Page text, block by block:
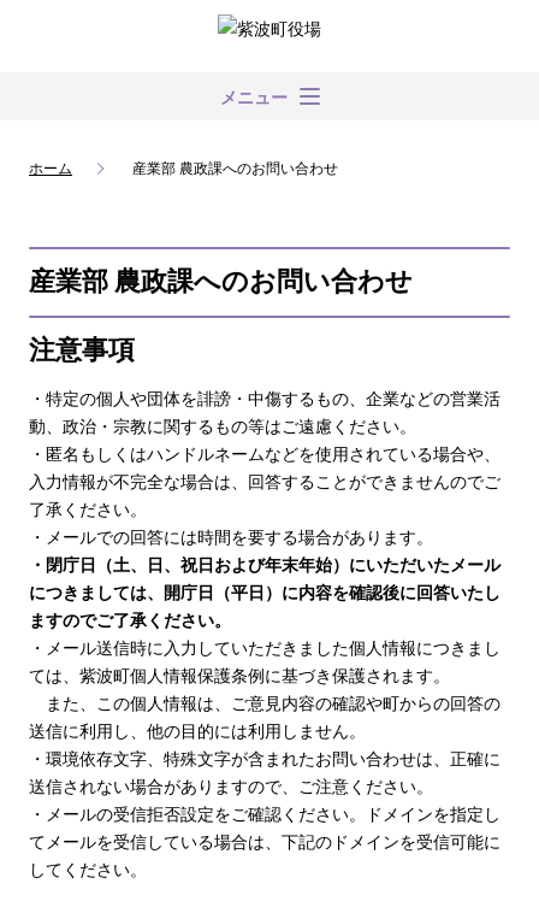
メニュー
ホーム 産業部 農政課へのお問い合わせ
産業部 農政課へのお問い合わせ
注意事項
・特定の個人や団体を誹謗・中傷するもの、企業などの営業活
動、政治・宗教に関するもの等はご遠慮ください。
・匿名もしくはハンドルネームなどを使用されている場合や、
入力情報が不完全な場合は、回答することができませんのでご
了承ください。
・メールでの回答には時間を要する場合があります。
・閉庁日（土、日、祝日および年末年始）にいただいたメール
につきましては、開庁日（平日）に内容を確認後に回答いたし
ますのでご了承ください。
・メール送信時に入力していただきました個人情報につきまし
ては、紫波町個人情報保護条例に基づき保護されます。
また、この個人情報は、ご意見内容の確認や町からの回答の
送信に利用し、他の目的には利用しません。
・環境依存文字、特殊文字が含まれたお問い合わせは、正確に
送信されない場合がありますので、ご注意ください。
・メールの受信拒否設定をご確認ください。ドメインを指定し
てメールを受信している場合は、下記のドメインを受信可能に
してください。